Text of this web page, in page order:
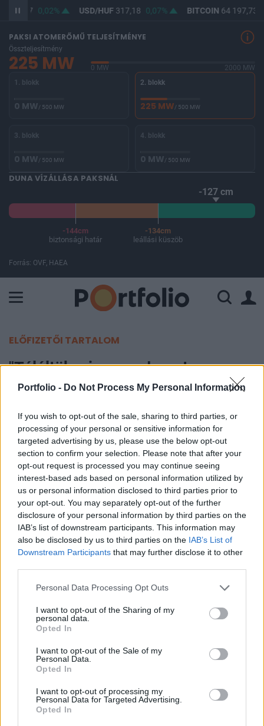
Portfolio - Do Not Process My Personal Information
If you wish to opt-out of the sale, sharing to third parties, or
processing of your personal or sensitive information for
targeted advertising by us, please use the below opt-out
section to confirm your selection. Please note that after your
opt-out request is processed you may continue seeing
interest-based ads based on personal information utilized by
us or personal information disclosed to third parties prior to
your opt-out. You may separately opt-out of the further
disclosure of your personal information by third parties on the
IAB’s list of downstream participants. This information may
also be disclosed by us to third parties on the IAB’s List of
Downstream Participants that may further disclose it to other
Personal Data Processing Opt Outs
I want to opt-out of the Sharing of my
personal data.
Opted In
I want to opt-out of the Sale of my
Personal Data.
Opted In
I want to opt-out of processing my
Personal Data for Targeted Advertising.
Opted In
365,47 0,02% USD/HUF317,18 0,07% BITCOIN 64 197,73
PAKSI ATOMERŐMŰ TELJESÍTMÉNYE
Összteljesítmény
225 MW 0 MW
2000 MW
1. blokk
0 MW/ 500 MW
2. blokk
225 MW/ 500 MW
3. blokk
0 MW/ 500 MW
4. blokk
0 MW/ 500 MW
DUNA VÍZÁLLÁSA PAKSNÁL
-127 cm
-144cm
biztonsági határ
-134cm
leállási küszöb
Forrás: OVF, HAEA
ELŐFIZETŐI TARTALOM
"Túléltük a jegyrendszert,
átvészeljük a koronavírust is"
Portfolio
2020. március 25. 18:03
"Túléltük a jegyrendszert, túlélhetjük a
koronavírust is" - pénzügyi veteránok osztották
meg emlékeiket; legyen szó a 2008-as pénzügyi
válságról, a fekete hétfőről 1987-ben, vagy az
1970-es évek olajválságáról.
Ugyan a mostani gazdasági helyzetet egy egészségügyi
tanulhatunk a megelőző gazdasági válságokból. A
Sanford tőkealap alapítója, Ros Altmann, a brit kormány
volt nyugdíjügyi minisztere vagy Mike Warburton...
KEDVES OLVASÓNK!
A keresett cikk a portfolio.hu hírarchívumához
tartozik, melynek olvasása előfizetéses